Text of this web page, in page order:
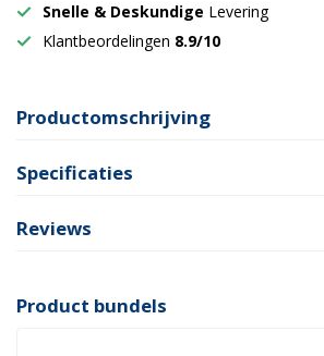
Snelle & Deskundige Levering
Klantbeordelingen 8.9/10
Productomschrijving
Specificaties
Reviews
Product bundels